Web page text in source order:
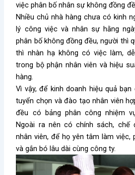
việc phân bố nhân sự không đồng
Nhiều chủ nhà hàng chưa có kinh
lý công việc và nhân sự hằng
phân bố không đồng đều, người thì
thì nhàn hạ không có việc làm,
trong bộ phận nhân viên và hiệu
hàng.
Vì vậy, để kinh doanh hiệu quả
tuyển chọn và đào tạo nhân viên
đều có bảng phân công nhiệm
Ngoài ra nên có chính sách, chế
nhân viên, để họ yên tâm làm việc,
và gắn bó lâu dài cùng công ty.